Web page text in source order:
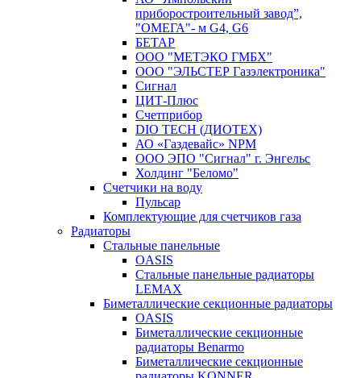
приборостроительный завод”,
"ОМЕГА"- м G4, G6
БЕТАР
ООО "МЕТЭКО ГМБХ"
ООО "ЭЛЬСТЕР Газэлектроника"
Сигнал
ЦИТ-Плюс
Счетприбор
DIO TECH (ДИОТЕХ)
АО «Газдевайс» NPM
ООО ЭПО "Сигнал" г. Энгельс
Холдинг "Беломо"
Счетчики на воду
Пульсар
Комплектующие для счетчиков газа
Радиаторы
Стальные панельные
OASIS
Стальные панельные радиаторы
LEMAX
Биметаллические секционные радиаторы
OASIS
Биметаллические секционные
радиаторы Benarmo
Биметаллические секционные